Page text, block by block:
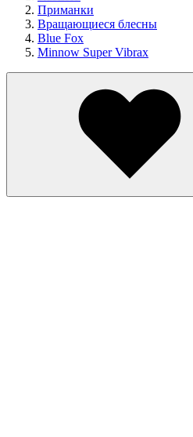
Приманки
Вращающиеся блесны
Blue Fox
Minnow Super Vibrax